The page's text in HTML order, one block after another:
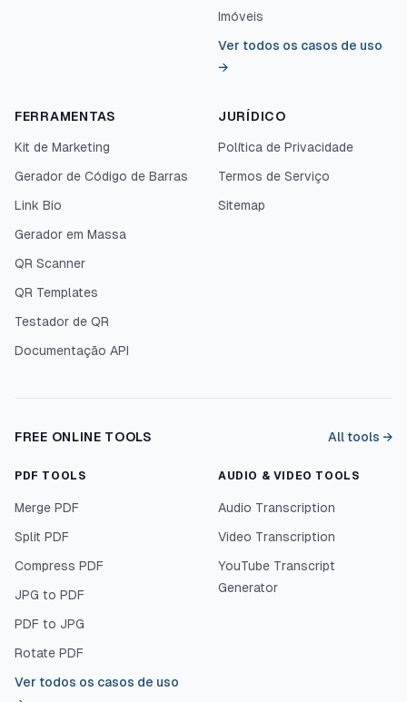
Imóveis
Ver todos os casos de uso
→
FERRAMENTAS
Kit de Marketing
Gerador de Código de Barras
Link Bio
Gerador em Massa
QR Scanner
QR Templates
Testador de QR
Documentação API
JURÍDICO
Política de Privacidade
Termos de Serviço
Sitemap
FREE ONLINE TOOLS All tools →
PDF TOOLS
Merge PDF
Split PDF
Compress PDF
JPG to PDF
PDF to JPG
Rotate PDF
Ver todos os casos de uso
AUDIO & VIDEO TOOLS
Audio Transcription
Video Transcription
YouTube Transcript
Generator